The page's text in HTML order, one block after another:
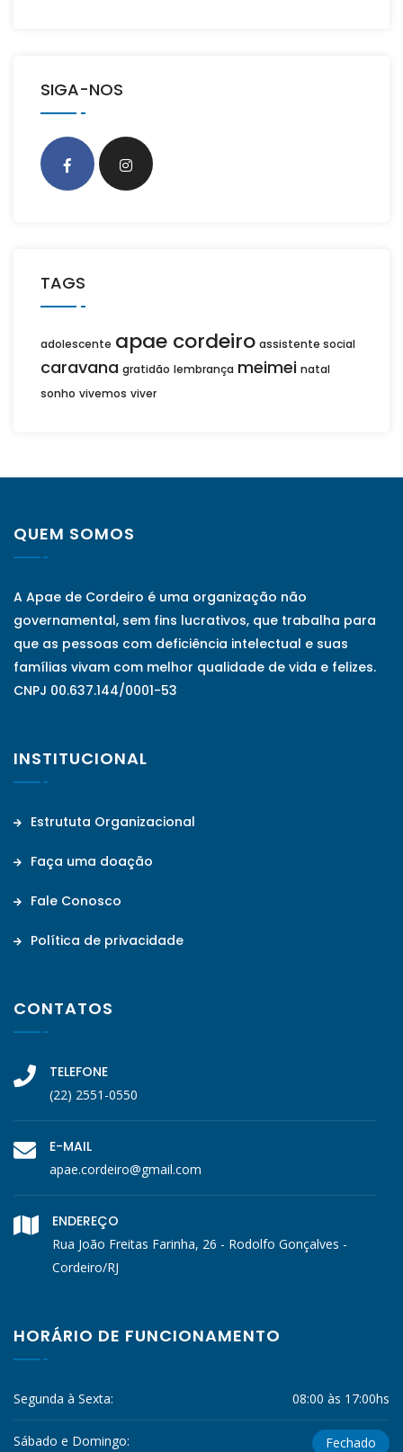
SIGA-NOS
TAGS
adolescente apae cordeiro assistente social
caravana gratidão lembrança meimei natal
sonho vivemos viver
QUEM SOMOS
A Apae de Cordeiro é uma organização não
governamental, sem fins lucrativos, que trabalha para
que as pessoas com deficiência intelectual e suas
famílias vivam com melhor qualidade de vida e felizes.
CNPJ 00.637.144/0001-53
INSTITUCIONAL
Estrututa Organizacional
Faça uma doação
Fale Conosco
Política de privacidade
CONTATOS
TELEFONE
(22) 2551-0550
E-MAIL
apae.cordeiro@gmail.com
ENDEREÇO
Rua João Freitas Farinha, 26 - Rodolfo Gonçalves -
Cordeiro/RJ
HORÁRIO DE FUNCIONAMENTO
Segunda à Sexta: 08:00 às 17:00hs
Sábado e Domingo: Fechado